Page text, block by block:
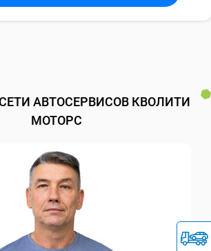
АВТОСЕРВИСОВ КВОЛИТИ
МОТОРС